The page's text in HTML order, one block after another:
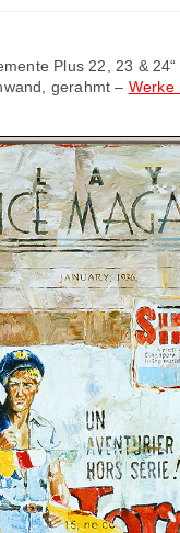
Plus 22, 23 &
gerahmt – Werke